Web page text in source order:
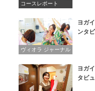
コースレポート
ヴィオラ ジャーナル
ヨガ
ンタ
ヨガ
タビ